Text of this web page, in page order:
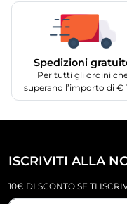
Spedizioni
Per tutti gli ordini
superano l’importo di €
ISCRIVITI ALLA
10€ DI SCONTO SE TI